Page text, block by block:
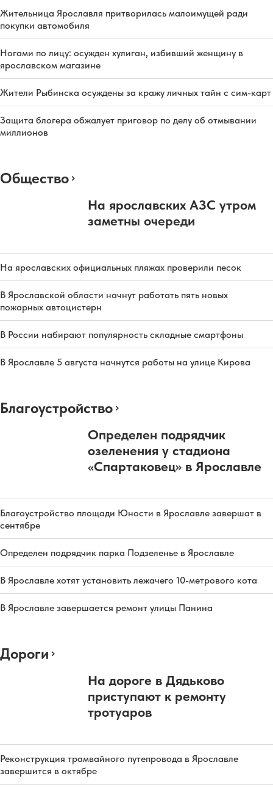
Жительница Ярославля притворилась малоимущей ради
покупки автомобиля
Ногами по лицу: осужден хулиган, избивший женщину в
ярославском магазине
Жители Рыбинска осуждены за кражу личных тайн с сим-карт
Защита блогера обжалует приговор по делу об отмывании
миллионов
Общество
На ярославских АЗС утром
заметны очереди
На ярославских официальных пляжах проверили песок
В Ярославской области начнут работать пять новых
пожарных автоцистерн
В России набирают популярность складные смартфоны
В Ярославле 5 августа начнутся работы на улице Кирова
Благоустройство
Определен подрядчик
озеленения у стадиона
«Спартаковец» в Ярославле
Благоустройство площади Юности в Ярославле завершат в
сентябре
Определен подрядчик парка Подзеленье в Ярославле
В Ярославле хотят установить лежачего 10-метрового кота
В Ярославле завершается ремонт улицы Панина
Дороги
На дороге в Дядьково
приступают к ремонту
тротуаров
Реконструкция трамвайного путепровода в Ярославле
завершится в октябре